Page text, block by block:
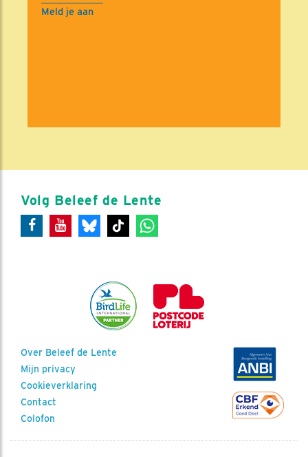
Meld je aan
Volg Beleef de Lente
Over Beleef de Lente
Mijn privacy
Cookieverklaring
Contact
Colofon